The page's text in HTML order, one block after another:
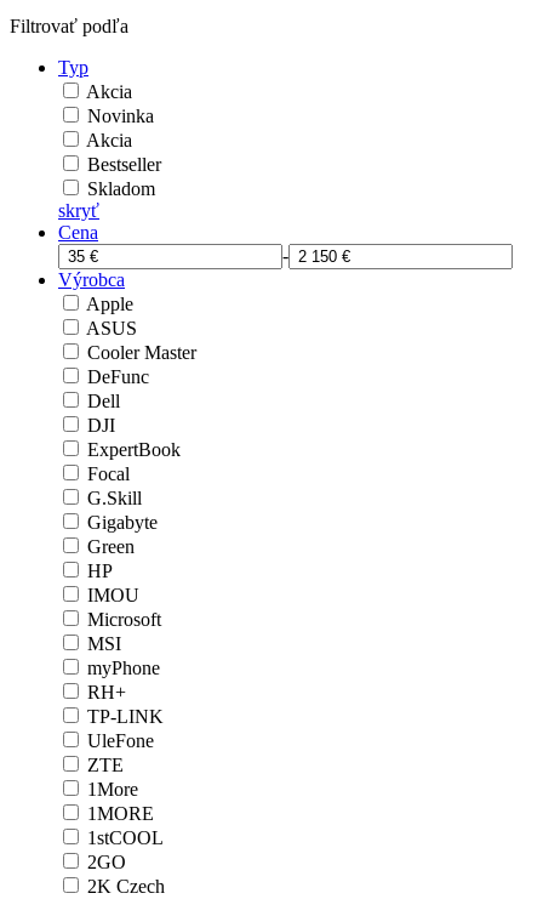
Filtrovať podľa
Typ
Akcia
Novinka
Akcia
Bestseller
Skladom
skryť
Cena
-
Výrobca
Apple
ASUS
Cooler Master
DeFunc
Dell
DJI
ExpertBook
Focal
G.Skill
Gigabyte
Green
HP
IMOU
Microsoft
MSI
myPhone
RH+
TP-LINK
UleFone
ZTE
1More
1MORE
1stCOOL
2GO
2K Czech